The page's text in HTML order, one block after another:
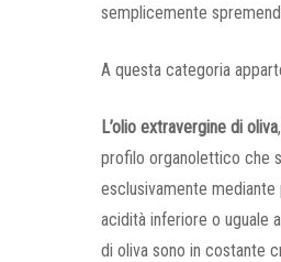
semplicemente
A questa categoria
L’olio extravergine di oliva
profilo organolettico che
esclusivamente
acidità inferiore o uguale
di oliva sono in costante